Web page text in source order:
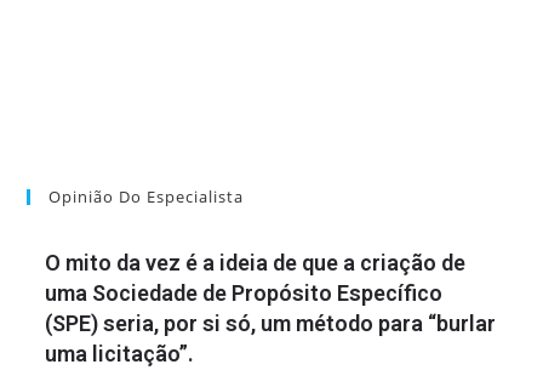
Opinião Do Especialista
O mito da vez é a ideia de que a criação de
uma Sociedade de Propósito Específico
(SPE) seria, por si só, um método para “burlar
uma licitação”.